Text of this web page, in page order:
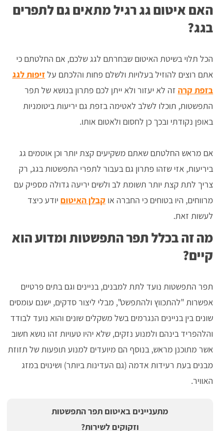
האם איטום גג רגיל מתאים גם לתפרים
בגג?
הכל תלוי בשיטת האיטום שבחרתם לגג שלכם, אם החלטתם כי
אתם רוצים להוזיל בעלויות ולשלם פחות והלכתם על זיפות לגג
בזפת קרה זה לא יעזור ולא ייתן לכם פתרון בנושא של תפר
התפשטות, תוכלו לשלב לאטימה בזפת גם יריעות ביטומניות
באופן נקודתי ובכך כן לחסום ולאטום אותו.
אם מראש החלטתם שאתם משקיעים קצת יותר וכן אוטמים גג
ביריעות, אזי שזהו פתרון גם בעבור לתפרי התפשטות בגג, רק
צריך לתת קצת יותר תשומת לב ולשים יריעה גדולה מספיק עם
מרווחים, היו בטוחים כי החברה או קבלן האיטום יודע כיצד
לעשות זאת.
מה זה בכלל תפר התפשטות ומדוע הוא
קיים?
תפר התפשטות נועד לתת למבנים, בניינים וגם בתים פרטיים
אפשרות "להתכווץ ולהתפשט", מבלי ליצור סדקים, ישנם עומסים
שונים בין בניינים הנגרמים בשל משקלים שונים והוא נועד לבודד
והלהפריד בינהם ולמנוע נזקים, שלא יהיו טעויות זהו נושא חשוב
אשר מתוכנן מראש, בנוסף הם מיועדים למנוע תופעות של תזוזת
מבנים בעת רעידות אדמה (גם העדינות ביותר) ושינוים במזג
האוויר.
מתעניינים באיטום תפר התפשטות
וזקוקים לשירות?